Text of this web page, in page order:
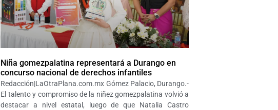
Niña gomezpalatina representará a Durango en
concurso nacional de derechos infantiles
Redacción|LaOtraPlana.com.mx Gómez Palacio, Durango.-
El talento y compromiso de la niñez gomezpalatina volvió a
destacar a nivel estatal, luego de que Natalia Castro